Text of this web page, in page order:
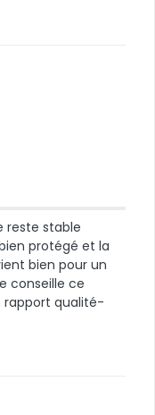
reste stable
protégé et la
bien pour un
conseille ce
rapport qualité-